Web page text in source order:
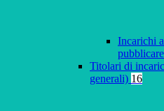
Incarichi
Titolari di
generali) 16